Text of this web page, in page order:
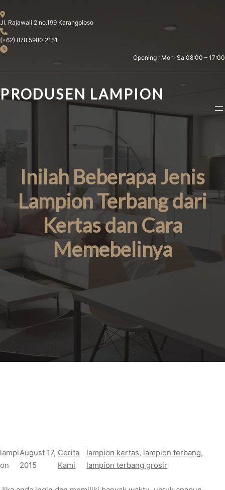
to
content
Jl. Rajawali 2 no.199 Karangploso
(+62) 878 5980 2151
Opening : Mon-Sa 08:00 – 17:00
PRODUSEN LAMPION
Inilah Beberapa Jenis
Lampion Terbang dari
Kertas dan Cara
Memebelinya
lampi
on
August 17,
2015
Cerita
Kami
lampion kertas, lampion terbang
lampion terbang grosir